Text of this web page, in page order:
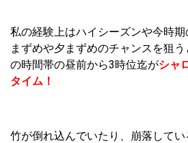
私の経験上はハイシーズンや今時
まずめや夕まずめのチャンスを狙
の時間帯の昼前から3時位迄がシャ
タイム！
竹が倒れ込んでいたり、崩落して